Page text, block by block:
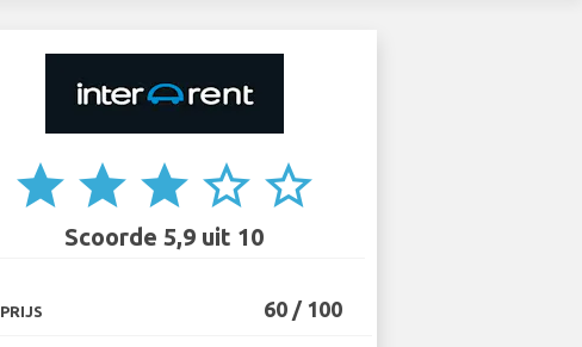
star star star star_border star_border
Scoorde 5,9 uit 10
PRIJS 60 / 100